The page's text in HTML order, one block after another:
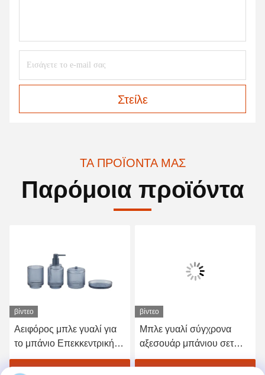
Στείλε
ΤΑ ΠΡΟΪΌΝΤΑ ΜΑΣ
Παρόμοια προϊόντα
βίντεο
Αειφόρος μπλε γυαλί για
το μπάνιο Επεκκεντρική
γραμμή γυαλιού για
οδοντόβουρτσα με
βίντεο
Μπλε γυαλί σύγχρονα
αξεσουάρ μπάνιου σετ
4pcs Χρυσή αντλία